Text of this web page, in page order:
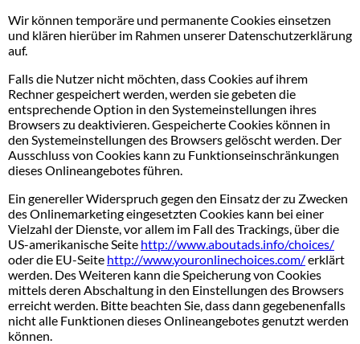
Wir können temporäre und permanente Cookies einsetzen
und klären hierüber im Rahmen unserer Datenschutzerklärung
auf.
Falls die Nutzer nicht möchten, dass Cookies auf ihrem
Rechner gespeichert werden, werden sie gebeten die
entsprechende Option in den Systemeinstellungen ihres
Browsers zu deaktivieren. Gespeicherte Cookies können in
den Systemeinstellungen des Browsers gelöscht werden. Der
Ausschluss von Cookies kann zu Funktionseinschränkungen
dieses Onlineangebotes führen.
Ein genereller Widerspruch gegen den Einsatz der zu Zwecken
des Onlinemarketing eingesetzten Cookies kann bei einer
Vielzahl der Dienste, vor allem im Fall des Trackings, über die
US-amerikanische Seite http://www.aboutads.info/choices/
oder die EU-Seite http://www.youronlinechoices.com/erklärt
werden. Des Weiteren kann die Speicherung von Cookies
mittels deren Abschaltung in den Einstellungen des Browsers
erreicht werden. Bitte beachten Sie, dass dann gegebenenfalls
nicht alle Funktionen dieses Onlineangebotes genutzt werden
können.